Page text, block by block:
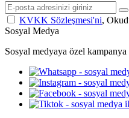
KVKK Sözleşmesi'ni,
Sosyal Medya
Sosyal medyaya özel